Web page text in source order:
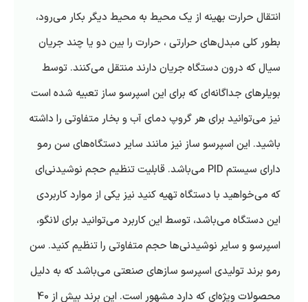
انتقال حرارت بهینه از یک محیط به محیط دیگر بکار می‌رود،
بطور کلی مبدل‌های حرارتی ، حرارت را بین دو یا چند جریان
سیال که درون دستگاه جریان دارند منتقل می‌کنند. توسط
بویلرهای جداگانه‌ای که برای این اسپرسو ساز تعبیه شده است
نیز می‌توانید برای هر گروپ دمای آب و بخار متفاوتی را داشته
باشید. این اسپرسو ساز نیز مانند سایر دستگاه‌های سن رمو
دارای سیستم PID می‌باشد. قابلیت تنظیم حجم نوشیدنی‌ای
که می‌خواهید با دستگاه تهیه کنید نیز یکی از موارد کاربردی
این دستگاه می‌باشد، توسط این کاربرد می‌توانید برای لانگو،
اسپرسو و سایر نوشیدنی‌ها حجم متفاوتی را تنظیم کنید. سن
رمو برند تولیدی اسپرسو سازهای صنعتی می‌باشد که به دلیل
محصولات ویژه‌ای که دارد مشهور است. این برند بیش از 40